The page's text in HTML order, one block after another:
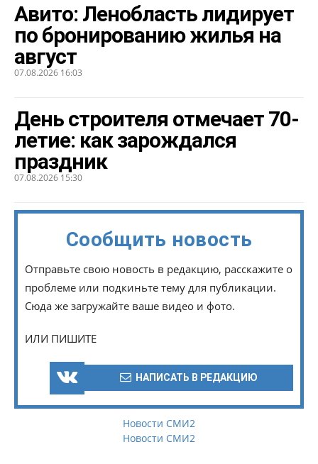
Авито: Ленобласть лидирует
по бронированию жилья на
август
07.08.2026 16:03
День строителя отмечает 70-
летие: как зарождался
праздник
07.08.2026 15:30
Сообщить новость
Отправьте свою новость в редакцию, расскажите о
проблеме или подкиньте тему для публикации.
Сюда же загружайте ваше видео и фото.
ИЛИ ПИШИТЕ
НАПИСАТЬ В РЕДАКЦИЮ
Новости СМИ2
Новости СМИ2